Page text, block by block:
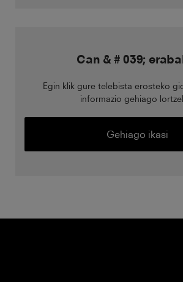
Can & # 039;
Egin klik gure telebista erosteko
informazio gehiago
Gehiago ikasi